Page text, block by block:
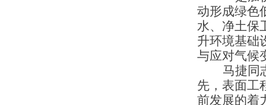
动形成绿色
水、净土保
升环境基础
与应对气候
马捷同
先，表面工
前发展的着